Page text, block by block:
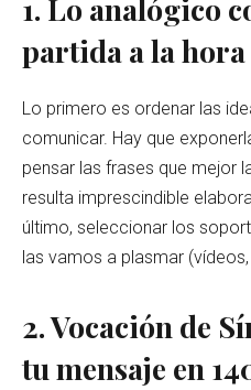
1. Lo analógico
partida a la
Lo primero es ordenar las
comunicar. Hay que
pensar las frases que mejor
resulta imprescindible
último, seleccionar los
las vamos a plasmar
2. Vocación de
tu mensaje en